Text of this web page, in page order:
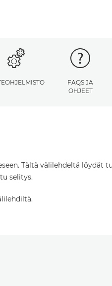
FAQS JA
OHJEET
Tältä välilehdeltä löydät
selitys.